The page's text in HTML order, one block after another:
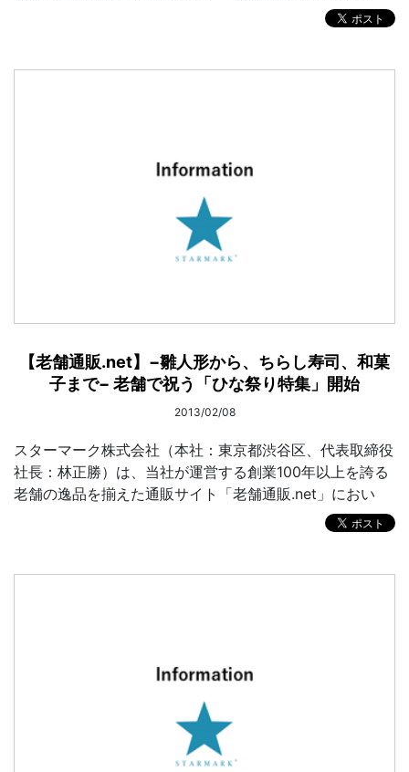
【老舗通販.net】−雛人形から、ちらし寿司、和菓
子まで− 老舗で祝う「ひな祭り特集」開始
2013/02/08
スターマーク株式会社（本社：東京都渋谷区、代表取締役
社長：林正勝）は、当社が運営する創業100年以上を誇る
老舗の逸品を揃えた通販サイト「老舗通販.net」におい